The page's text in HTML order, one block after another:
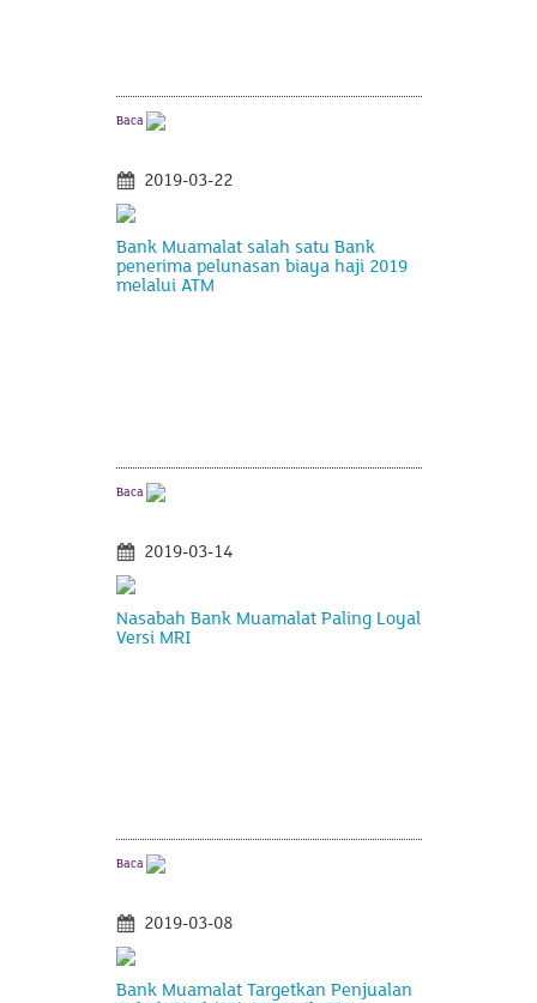
Baca
2019-03-22
Bank Muamalat salah satu Bank
penerima pelunasan biaya haji 2019
melalui ATM
Baca
2019-03-14
Nasabah Bank Muamalat Paling Loyal
Versi MRI
Baca
2019-03-08
Bank Muamalat Targetkan Penjualan